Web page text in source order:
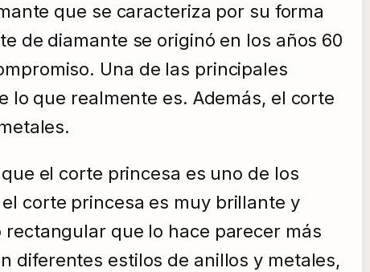
que se caracteriza por su forma
de diamante se originó en los años 60
Una de las principales
que realmente es. Además, el corte
el corte princesa es uno de los
corte princesa es muy brillante y
que lo hace parecer más
diferentes estilos de anillos y metales,